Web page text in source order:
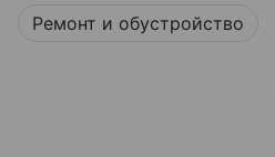
Ремонт и обустройство